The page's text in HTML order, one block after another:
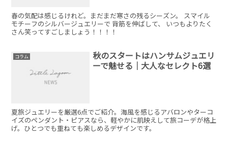
春の気配は感じるけれど。まだまだ寒さの残るシーズン。 スマイル
モチーフのシルバージュエリーで 背筋を伸ばして、 いつもよりたく
さん笑ってすごしましょう！！！！
コラム
秋のスタートはハンサムジュエリ
ーで魅せる｜大人なセレクト6選
夏旅ジュエリーを厳選6点でご紹介。海風を感じるアバロンやターコ
イズのペンダント・ピアスなら、軽やかに肌映えして旅コーデが格上
げ。ひとつでも重ねても楽しめるデザインです。